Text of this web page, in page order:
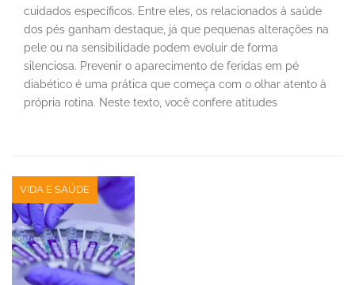
cuidados específicos. Entre eles, os relacionados à saúde
dos pés ganham destaque, já que pequenas alterações na
pele ou na sensibilidade podem evoluir de forma
silenciosa. Prevenir o aparecimento de feridas em pé
diabético é uma prática que começa com o olhar atento à
própria rotina. Neste texto, você confere atitudes
VIDA E SAÚDE